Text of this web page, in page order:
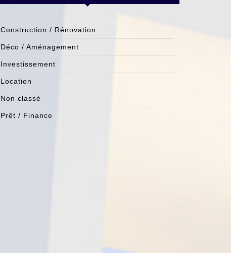
Construction / Rénovation
Déco / Aménagement
Investissement
Location
Non classé
Prêt / Finance